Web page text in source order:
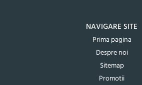
NAVIGARE SITE
Prima pagina
Despre noi
Sitemap
Promotii